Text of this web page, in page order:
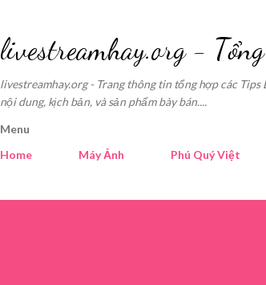
livestreamhay.org -
livestreamhay.org - Trang thông tin tổng hợp các
nội dung, kịch bản, và sản phẩm bày bán....
Menu
Home
Máy Ảnh Phú Quý Việt